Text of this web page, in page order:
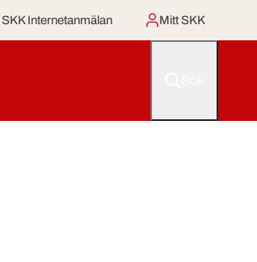
SKK Internetanmälan Mitt SKK